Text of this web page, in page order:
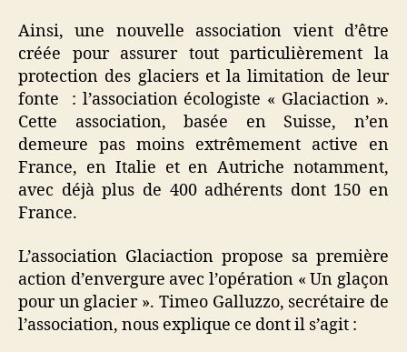
Ainsi, une nouvelle association vient d’être
créée pour assurer tout particulièrement la
protection des glaciers et la limitation de leur
fonte : l’association écologiste « Glaciaction ».
Cette association, basée en Suisse, n’en
demeure pas moins extrêmement active en
France, en Italie et en Autriche notamment,
avec déjà plus de 400 adhérents dont 150 en
France.
L’association Glaciaction propose sa première
action d’envergure avec l’opération « Un glaçon
pour un glacier ». Timeo Galluzzo, secrétaire de
l’association, nous explique ce dont il s’agit :